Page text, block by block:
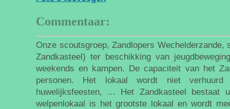
Commentaar:
Onze scoutsgroep, Zandlopers
Zandkasteel) ter beschikking van
weekends en kampen. De capaciteit van het
personen. Het lokaal wordt niet verhuurd
huwelijksfeesten, ... Het Zandkasteel bestaat
welpenlokaal is het grootste lokaal en wordt